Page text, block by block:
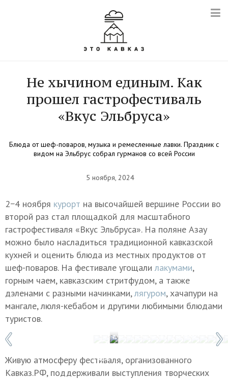
Не хычином единым. Как
прошел гастрофестиваль
«Вкус Эльбруса»
Блюда от шеф-поваров, музыка и ремесленные лавки. Праздник с
видом на Эльбрус собрал гурманов со всей России
5 ноября, 2024
2−4 ноября курорт на высочайшей вершине России во
второй раз стал площадкой для масштабного
гастрофестиваля «Вкус Эльбруса». На поляне Азау
можно было насладиться традиционной кавказской
кухней и оценить блюда из местных продуктов от
шеф-поваров. На фестивале угощалилакумами,
горным чаем, кавказским стритфудом, а также
дэленами с разными начинками,лягуром, хачапури на
мангале, люля-кебабом и другими любимыми блюдами
туристов.
Фото: Арсен Алабердов/ТАСС
1 / 27
Живую атмосферу фестиваля, организованного
Кавказ.РФ, поддерживали выступления творческих